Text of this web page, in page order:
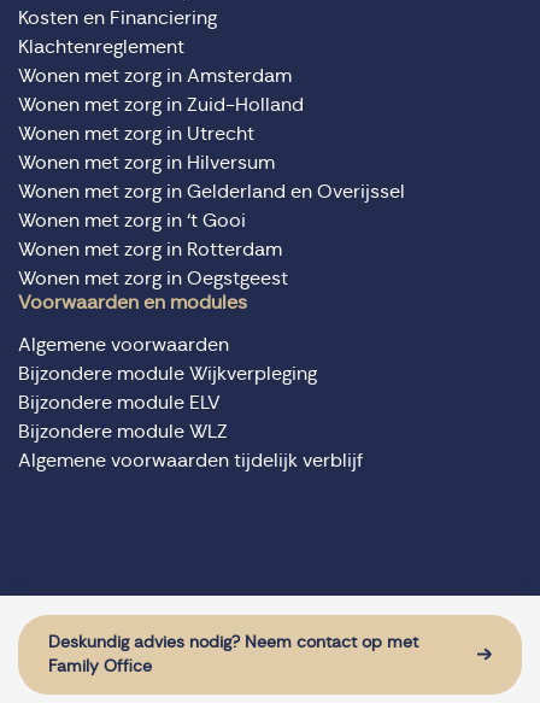
Deskundig advies nodig? Neem contact op met
Family Office
Kosten en Financiering
Klachtenreglement
Wonen met zorg in Amsterdam
Wonen met zorg in Zuid-Holland
Wonen met zorg in Utrecht
Wonen met zorg in Hilversum
Wonen met zorg in Gelderland en Overijssel
Wonen met zorg in ‘t Gooi
Wonen met zorg in Rotterdam
Wonen met zorg in Oegstgeest
Voorwaarden en modules
Algemene voorwaarden
Bijzondere module Wijkverpleging
Bijzondere module ELV
Bijzondere module WLZ
Algemene voorwaarden tijdelijk verblijf
Website door: Sturdy Digital